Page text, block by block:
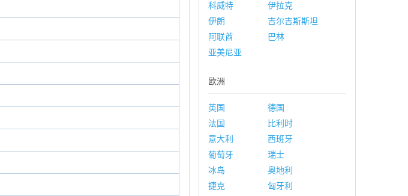
科威特
伊拉克
伊朗
吉尔吉斯斯坦
阿联酋
巴林
亚美尼亚
欧洲
英国
德国
法国
比利时
意大利
西班牙
葡萄牙
瑞士
冰岛
奥地利
捷克
匈牙利